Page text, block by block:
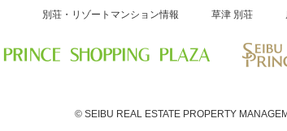
別荘・リゾートマンション情報 草津 別荘
© SEIBU REAL ESTATE PROPERTY